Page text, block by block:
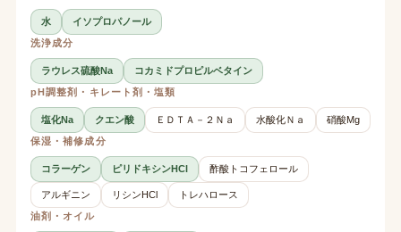
水
イソプロパノール
洗浄成分
ラウレス硫酸Na
コカミドプロピルベタイン
pH調整剤・キレート剤・塩類
塩化Na クエン酸 ＥＤＴＡ－２Ｎａ 水酸化Ｎａ
硝酸Mg
保湿・補修成分
コラーゲン ピリドキシンHCl 酢酸トコフェロール
アルギニン リシンHCl
トレハロース
油剤・オイル